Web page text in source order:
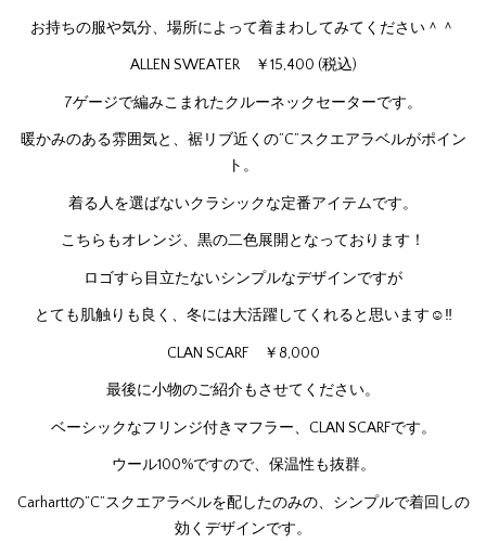
お持ちの服や気分、場所によって着まわしてみてください＾＾
ALLEN SWEATER ￥15,400 (税込)
7ゲージで編みこまれたクルーネックセーターです。
暖かみのある雰囲気と、裾リブ近くの”C”スクエアラベルがポイン
ト。
着る人を選ばないクラシックな定番アイテムです。
こちらもオレンジ、黒の二色展開となっております！
ロゴすら目立たないシンプルなデザインですが
とても肌触りも良く、冬には大活躍してくれると思います☺‼
CLAN SCARF ￥8,000
最後に小物のご紹介もさせてください。
ベーシックなフリンジ付きマフラー、CLAN SCARFです。
ウール100%ですので、保温性も抜群。
Carharttの”C”スクエアラベルを配したのみの、シンプルで着回しの
効くデザインです。